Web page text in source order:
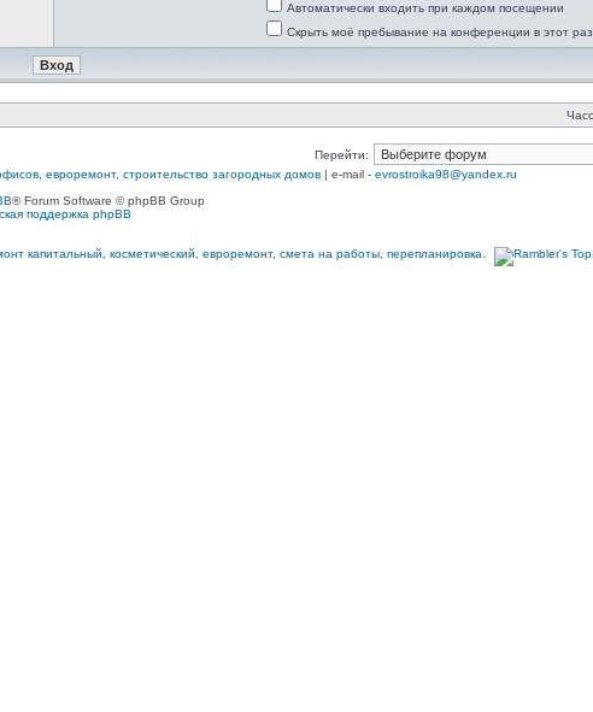
Автоматически входить при каждом посещении
Скрыть моё пребывание на конференции в этот раз
Перейти:
евроремонт, строительство загородных домов | e-mail - evrostroika98@yandex.ru
® Forum Software © phpBB Group
поддержка phpBB